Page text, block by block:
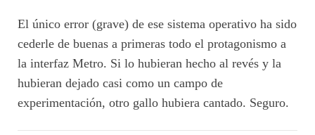
El único error (grave) de ese sistema operativo ha sido
cederle de buenas a primeras todo el protagonismo a
la interfaz Metro. Si lo hubieran hecho al revés y la
hubieran dejado casi como un campo de
experimentación, otro gallo hubiera cantado. Seguro.